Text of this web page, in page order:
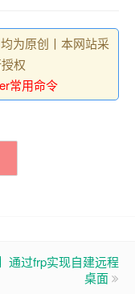
为原创丨本网站采
权
常用命令
通过frp实现自建远程
桌面